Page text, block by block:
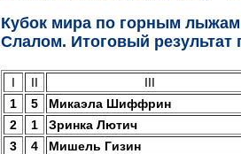
Кубок мира по горным
Слалом. Итоговый
I II
III
1
5
Микаэла Шиффрин
2
1
Зринка Лютич
3
4
Мишель Гизин